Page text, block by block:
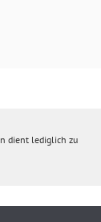
dient lediglich zu